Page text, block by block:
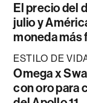
El precio del
julio y
moneda más
ESTILO DE
Omega x
con oro para